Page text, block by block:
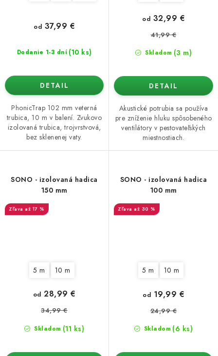
Dodanie 1-3 dní (10 ks)
od 37,99 €
DETAIL
PhonicTrap 102 mm veterná
trubica, 10 m v balení. Zvukovo
izolovaná trubica, trojvrstvová,
bez sklenenej vaty.
Skladom (3 m)
od 32,99 €
41,99 €
DETAIL
Akustické potrubia sa používa
pre zníženie hluku spôsobeného
ventilátory v pestovateľských
miestnostiach.
SONO - izolovaná hadica
150 mm
až 17 %
5 m 10 m
Skladom (11 ks)
od 28,99 €
34,99 €
SONO - izolovaná hadica
100 mm
až 30 %
5 m 10 m
Skladom (6 ks)
od 19,99 €
24,99 €